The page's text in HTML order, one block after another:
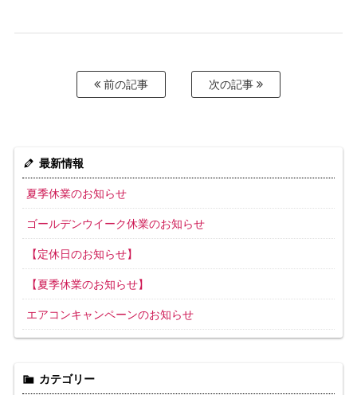
前の記事 次の記事
最新情報
夏季休業のお知らせ
ゴールデンウイーク休業のお知らせ
【定休日のお知らせ】
【夏季休業のお知らせ】
エアコンキャンペーンのお知らせ
カテゴリー